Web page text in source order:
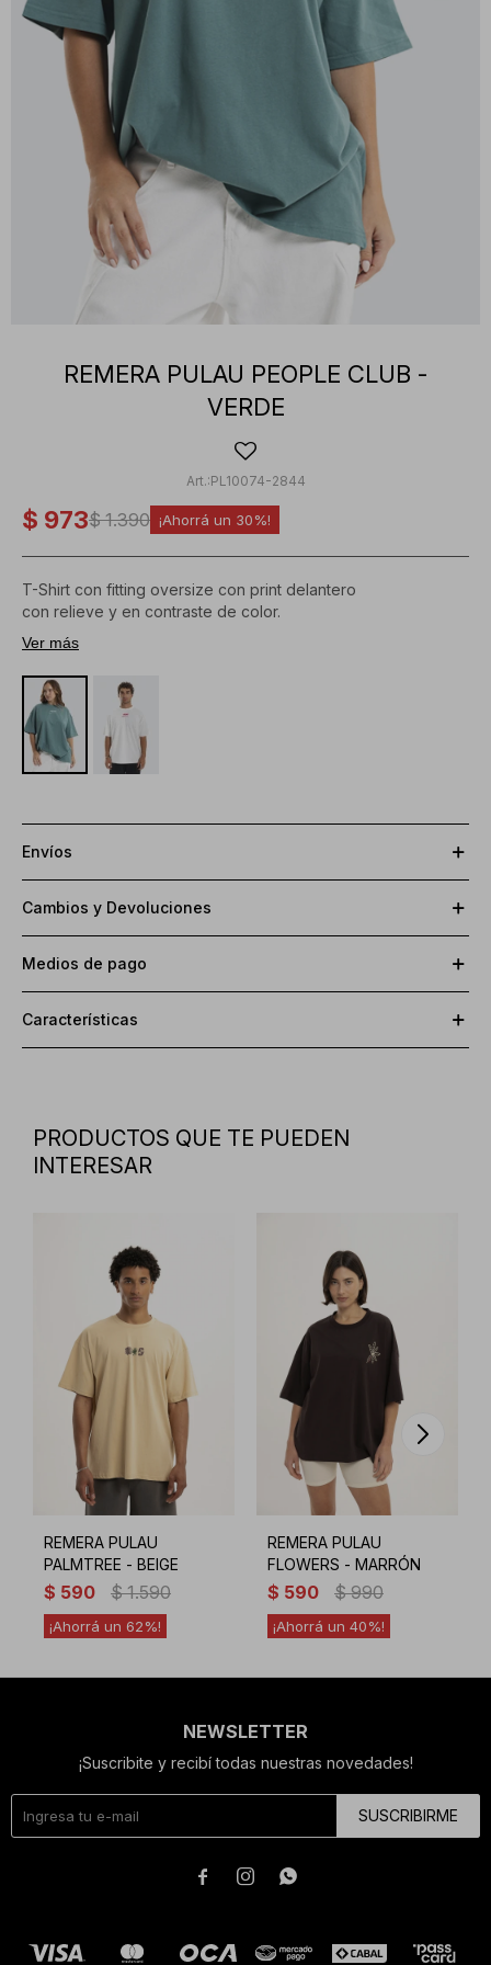
REMERA PULAU PEOPLE CLUB -
VERDE
PL10074-2844
$ 973$ 1.390 30
T-Shirt con fitting oversize con print delantero
con relieve y en contraste de color.
Composición:
100% algodón
Ver más
Envíos
Cambios y Devoluciones
Medios de pago
Características
PRODUCTOS QUE TE PUEDEN
INTERESAR
REMERA PULAU
PALMTREE - BEIGE
$ 590 $ 1.590
62
REMERA PULAU
FLOWERS - MARRÓN
$ 590 $ 990
40
NEWSLETTER
¡Suscribite y recibí todas nuestras novedades!
SUSCRIBIRME
  